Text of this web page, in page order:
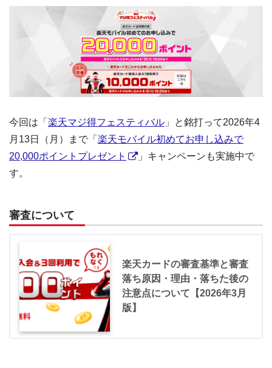
今回は「 楽天マジ得フェスティバル 」と銘打って2026年4
月13日（月）まで「 楽天モバイル初めてお申し込みで
20,000ポイントプレゼント
」キャンペーンも実施中で
す。
審査について
楽天カードの審査基準と審査
落ち原因・理由・落ちた後の
注意点について【2026年3月
版】